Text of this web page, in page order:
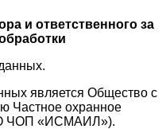
и ответственного за
является Общество с
Частное охранное
ЧОП «ИСМАИЛ»).